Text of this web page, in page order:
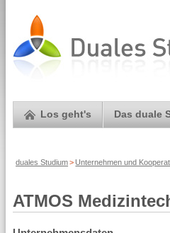
Los geht's Das duale
duales Studium> Unternehmen und
ATMOS